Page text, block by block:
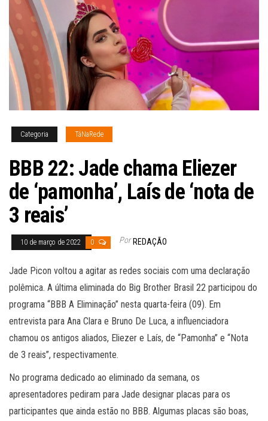
Categoria TáNaRede
BBB 22: Jade chama Eliezer
de ‘pamonha’, Laís de ‘nota de
3 reais’
10 de março de 2022 0 Por REDAÇÃO
Jade Picon voltou a agitar as redes sociais com uma declaração
polêmica. A última eliminada do Big Brother Brasil 22 participou do
programa “BBB A Eliminação” nesta quarta-feira (09). Em
entrevista para Ana Clara e Bruno De Luca, a influenciadora
chamou os antigos aliados, Eliezer e Laís, de “Pamonha” e “Nota
de 3 reais”, respectivamente.
No programa dedicado ao eliminado da semana, os
apresentadores pediram para Jade designar placas para os
participantes que ainda estão no BBB. Algumas placas são boas,